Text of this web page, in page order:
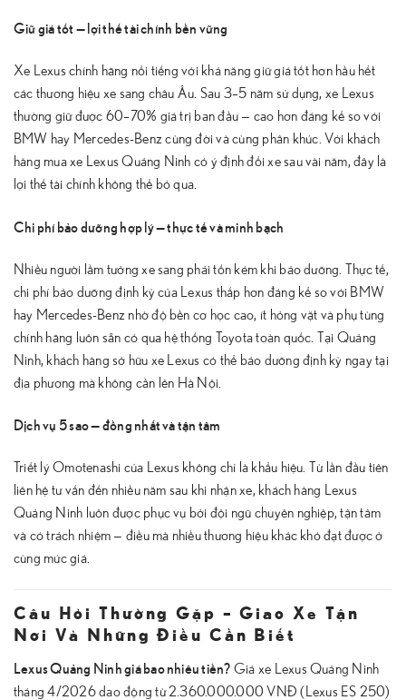
Giữ giá tốt — lợi thế tài chính bền vững
Xe Lexus chính hãng nổi tiếng với khả năng giữ giá tốt hơn hầu hết
các thương hiệu xe sang châu Âu. Sau 3–5 năm sử dụng, xe Lexus
thường giữ được 60–70% giá trị ban đầu — cao hơn đáng kể so với
BMW hay Mercedes-Benz cùng đời và cùng phân khúc. Với khách
hàng mua xe Lexus Quảng Ninh có ý định đổi xe sau vài năm, đây là
lợi thế tài chính không thể bỏ qua.
Chi phí bảo dưỡng hợp lý — thực tế và minh bạch
Nhiều người lầm tưởng xe sang phải tốn kém khi bảo dưỡng. Thực tế,
chi phí bảo dưỡng định kỳ của Lexus thấp hơn đáng kể so với BMW
hay Mercedes-Benz nhờ độ bền cơ học cao, ít hỏng vặt và phụ tùng
chính hãng luôn sẵn có qua hệ thống Toyota toàn quốc. Tại Quảng
Ninh, khách hàng sở hữu xe Lexus có thể bảo dưỡng định kỳ ngay tại
địa phương mà không cần lên Hà Nội.
Dịch vụ 5 sao — đồng nhất và tận tâm
Triết lý Omotenashi của Lexus không chỉ là khẩu hiệu. Từ lần đầu tiên
liên hệ tư vấn đến nhiều năm sau khi nhận xe, khách hàng Lexus
Quảng Ninh luôn được phục vụ bởi đội ngũ chuyên nghiệp, tận tâm
và có trách nhiệm — điều mà nhiều thương hiệu khác khó đạt được ở
cùng mức giá.
Câu Hỏi Thường Gặp – Giao Xe Tận
Nơi Và Những Điều Cần Biết
Lexus Quảng Ninh giá bao nhiêu tiền? Giá xe Lexus Quảng Ninh
tháng 4/2026 dao động từ 2.360.000.000 VNĐ (Lexus ES 250)